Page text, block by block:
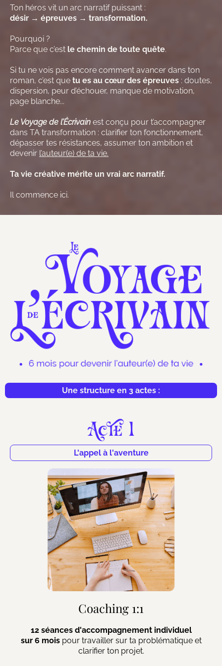
Ton héros vit un arc narratif puissant :
désir → épreuves → transformation.
Pourquoi ?
Parce que c’est le chemin de toute quête.
Si tu ne vois pas encore comment avancer dans ton
roman, c’est que tu es au cœur des épreuves : doutes,
dispersion, peur d’échouer, manque de motivation,
page blanche...
Le Voyage de l’Écrivain est conçu pour t’accompagner
dans TA transformation : clarifier ton fonctionnement,
dépasser tes résistances, assumer ton ambition et
devenir l’auteur(e) de ta vie.
Ta vie créative mérite un vrai arc narratif.
Il commence ici.
Une structure en 3 actes :
L'appel à l'aventure
Coaching 1:1
12 séances d'accompagnement individuel
sur 6 mois pour travailler sur ta problématique et
clarifier ton projet.